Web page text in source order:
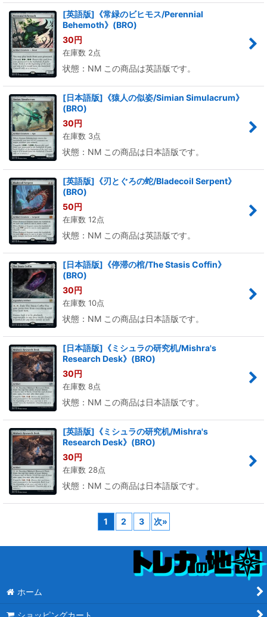
[英語版]《常緑のビヒモス/Perennial
Behemoth》(BRO)
30円
在庫数 2点
状態：NM この商品は英語版です。
[日本語版]《猿人の似姿/Simian Simulacrum》
(BRO)
30円
在庫数 3点
状態：NM この商品は日本語版です。
[英語版]《刃とぐろの蛇/Bladecoil Serpent》
(BRO)
50円
在庫数 12点
状態：NM この商品は英語版です。
[日本語版]《停滞の棺/The Stasis Coffin》
(BRO)
30円
在庫数 10点
状態：NM この商品は日本語版です。
[日本語版]《ミシュラの研究机/Mishra's
Research Desk》(BRO)
30円
在庫数 8点
状態：NM この商品は日本語版です。
[英語版]《ミシュラの研究机/Mishra's
Research Desk》(BRO)
30円
在庫数 28点
状態：NM この商品は日本語版です。
1 2 3 次»
ホーム
ショッピングカート